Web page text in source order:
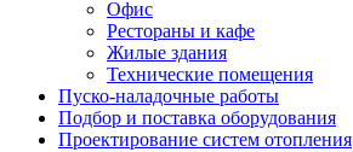
Офис
Рестораны и кафе
Жилые здания
Технические помещения
Пуско-наладочные работы
Подбор и поставка оборудования
Проектирование систем отопления